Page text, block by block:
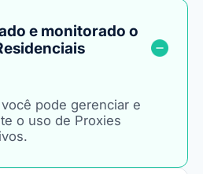
e monitorado o
pode gerenciar e
o uso de Proxies